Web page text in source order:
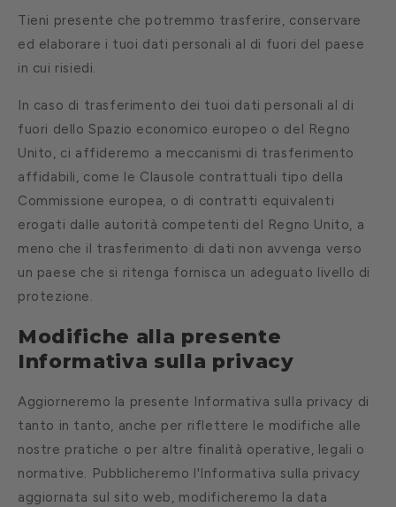
Tieni presente che potremmo trasferire, conservare
ed elaborare i tuoi dati personali al di fuori del paese
in cui risiedi.
In caso di trasferimento dei tuoi dati personali al di
fuori dello Spazio economico europeo o del Regno
Unito, ci affideremo a meccanismi di trasferimento
affidabili, come le Clausole contrattuali tipo della
Commissione europea, o di contratti equivalenti
erogati dalle autorità competenti del Regno Unito, a
meno che il trasferimento di dati non avvenga verso
un paese che si ritenga fornisca un adeguato livello di
protezione.
Modifiche alla presente
Informativa sulla privacy
Aggiorneremo la presente Informativa sulla privacy di
tanto in tanto, anche per riflettere le modifiche alle
nostre pratiche o per altre finalità operative, legali o
normative. Pubblicheremo l'Informativa sulla privacy
aggiornata sul sito web, modificheremo la data